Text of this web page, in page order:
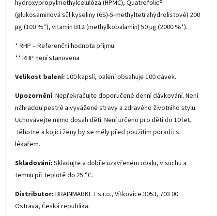
hydroxypropylmethylcelulóza (HPMC), Quatrefolic®
(glukosaminová sůl kyseliny (6S)-5-methyltetrahydrolistové) 200
μg (100 %*), vitamín B12 (methylkobalamin) 50 μg (2000 %*).
* RHP – Referenční hodnota příjmu
** RHP není stanovena
Velikost balení: 100 kapslí, balení obsahuje 100 dávek.
Upozornění: Nepřekračujte doporučené denní dávkování. Není
náhradou pestré a vyvážené stravy a zdravého životního stylu.
Uchovávejte mimo dosah dětí. Není určeno pro děti do 10 let.
Těhotné a kojící ženy by se měly před použitím poradit s
lékařem.
Skladování: Skladujte v dobře uzavřeném obalu, v suchu a
temnu při teplotě do 25 °C.
Distributor: BRAINMARKET s.r.o., Vítkovice 3053, 703 00
Ostrava, Česká republika.